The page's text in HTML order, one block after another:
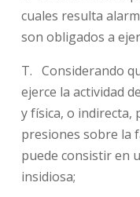
cuales resulta
son obligados a
T. Considerando
ejerce la actividad
y física, o indirecta,
presiones sobre la
puede consistir en
insidiosa;